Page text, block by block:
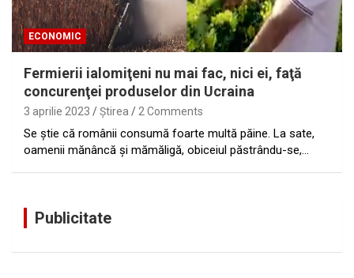
ECONOMIC
Fermierii ialomiţeni nu mai fac, nici ei, faţă
concurenţei produselor din Ucraina
3 aprilie 2023 Ştirea 2 Comments
Se ştie că românii consumă foarte multă păine. La sate,
oamenii mănâncă şi mămăligă, obiceiul păstrându-se,…
Publicitate